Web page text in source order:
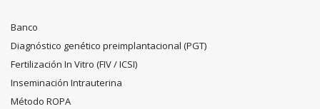
Banco
Diagnóstico genético preimplantacional (PGT)
Fertilización In Vitro (FIV / ICSI)
Inseminación Intrauterina
Método ROPA